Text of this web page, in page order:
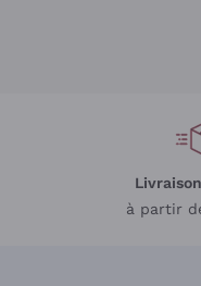
à partir